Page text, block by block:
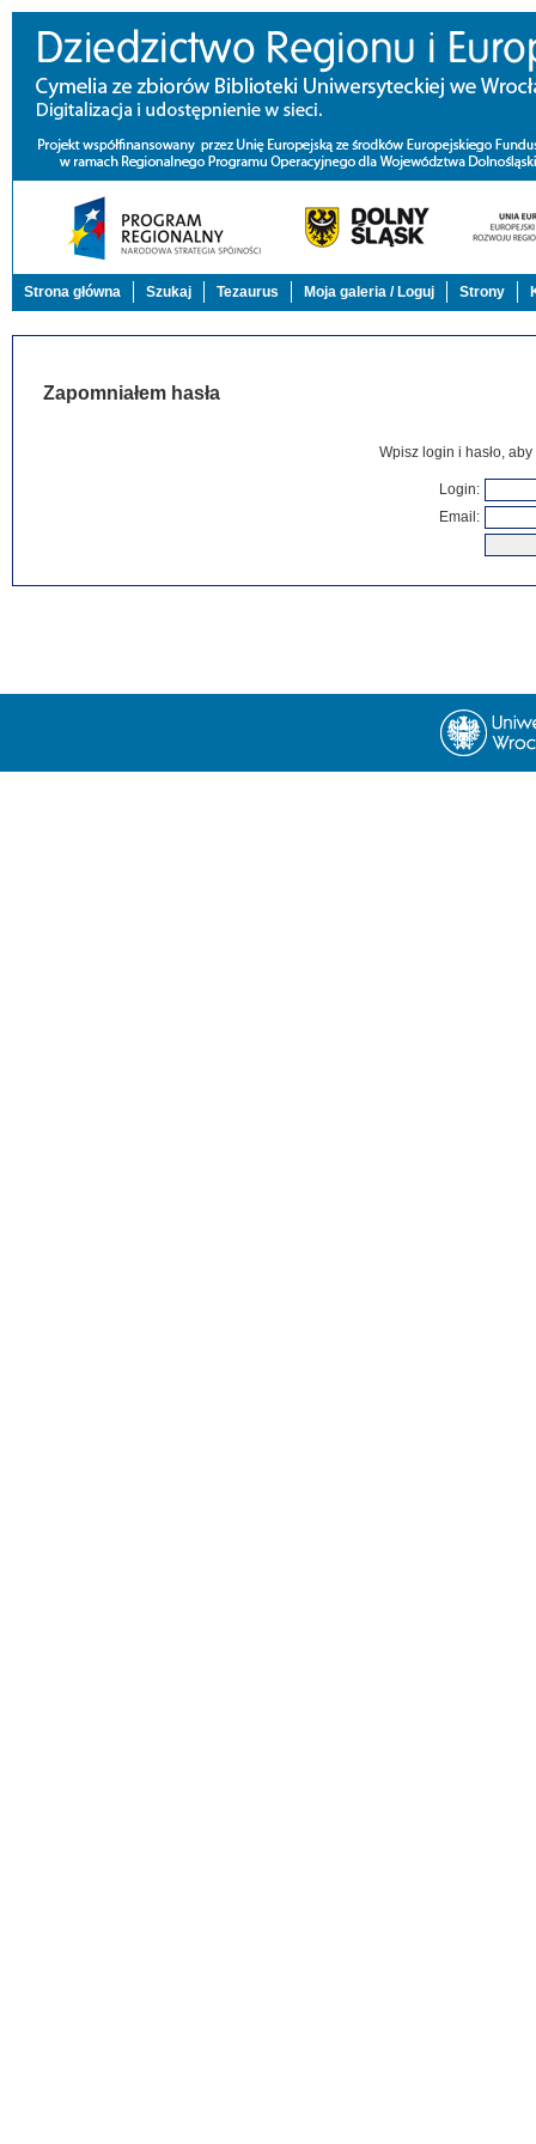
Strona główna Szukaj Tezaurus Moja galeria / Loguj Strony
Zapomniałem hasła
Wpisz login i hasło,
Login:
Email :